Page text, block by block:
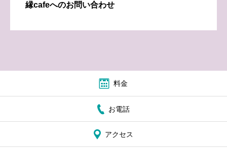
縁cafeへのお問い合わせ
料金
お電話
アクセス